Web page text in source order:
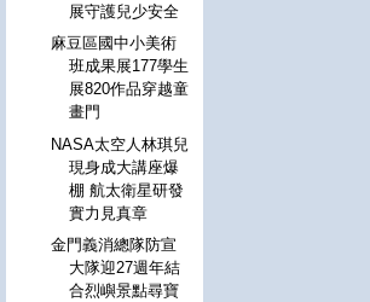
展守護兒少安全
麻豆區國中小美術
班成果展177學生
展820作品穿越童
畫門
NASA太空人林琪兒
現身成大講座爆
棚 航太衛星研發
實力見真章
金門義消總隊防宣
大隊迎27週年結
合烈嶼景點尋寶